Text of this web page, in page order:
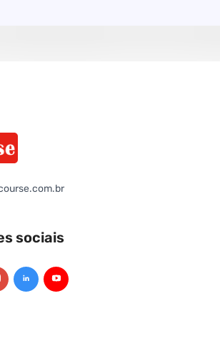
sociais